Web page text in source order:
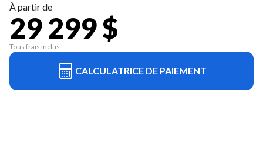
À partir de
29 299 $
Tous frais inclus
CALCULATRICE DE PAIEMENT